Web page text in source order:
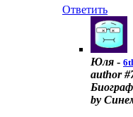
Ответить
Юля -
author
by